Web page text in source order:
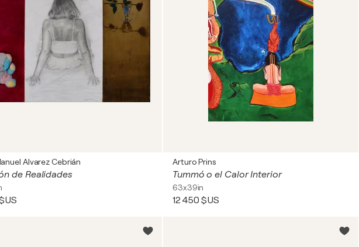
Alvarez Cebrián
de Realidades
Arturo Prins
Tummó o el Calor Interior
63x39in
12 450 $US